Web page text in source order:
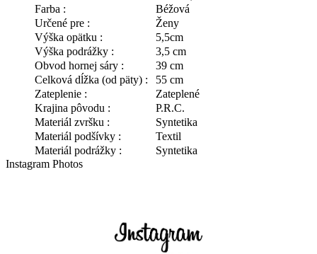
Farba :
Béžová
Určené pre :
Ženy
Výška opätku :
5,5cm
Výška podrážky :
3,5 cm
Obvod hornej sáry :
39 cm
Celková dĺžka (od päty) :
55 cm
Zateplenie :
Zateplené
Krajina pôvodu :
P.R.C.
Materiál zvršku :
Syntetika
Materiál podšívky :
Textil
Materiál podrážky :
Syntetika
Instagram Photos